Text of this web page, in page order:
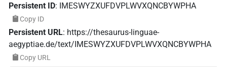
Persistent ID: IMESWYZXUFDVPLWVXQNCBYWPHA
Copy ID
Persistent URL: https://thesaurus-linguae-
aegyptiae.de/text/IMESWYZXUFDVPLWVXQNCBYWPHA
Copy URL